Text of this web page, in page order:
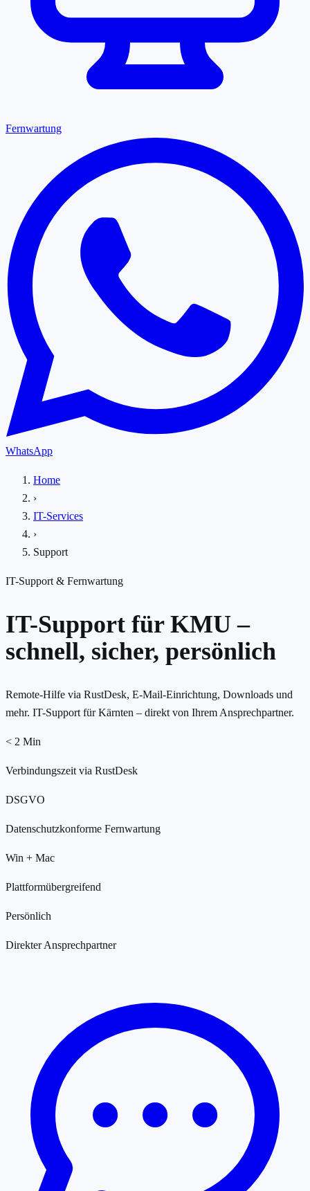
Fernwartung
WhatsApp
Home
›
IT-Services
›
Support
IT-Support & Fernwartung
IT-Support für KMU –
schnell, sicher, persönlich
Remote-Hilfe via RustDesk, E-Mail-Einrichtung, Downloads und
mehr. IT-Support für Kärnten – direkt von Ihrem Ansprechpartner.
< 2 Min
Verbindungszeit via RustDesk
DSGVO
Datenschutzkonforme Fernwartung
Win + Mac
Plattformübergreifend
Persönlich
Direkter Ansprechpartner